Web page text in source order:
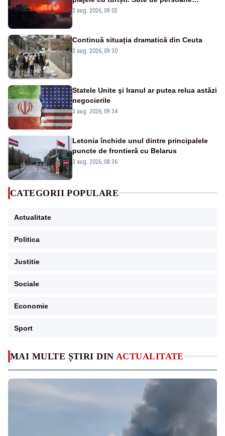
MAI MULTE ȘTIRI DIN ACTUALITATE
evacuate pe mare, drumuri blocate de
3 aug. 2026, 09:02
Continuă situația dramatică din Ceuta
3 aug. 2026, 09:30
Statele Unite şi Iranul ar putea relua astăzi
negocierile
3 aug. 2026, 09:34
Letonia închide unul dintre principalele
puncte de frontieră cu Belarus
3 aug. 2026, 08:36
CATEGORII POPULARE
Actualitate
Politica
Justitie
Sociale
Economie
Sport